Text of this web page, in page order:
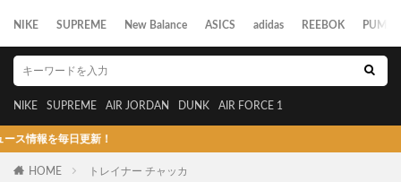
NIKE SUPREME New Balance ASICS adidas REEBOK PUMA
NIKE SUPREME AIR JORDAN DUNK AIR FORCE 1
報を毎日更新！
HOME トレイナー チャッカ